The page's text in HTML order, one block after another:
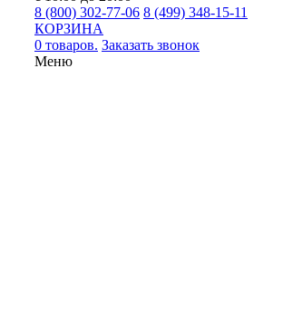
8 (800) 302-77-06 8 (499) 348-15-11
КОРЗИНА
0 товаров. Заказать звонок
Меню